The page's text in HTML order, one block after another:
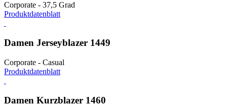
Corporate - 37,5 Grad
Produktdatenblatt
Damen Jerseyblazer 1449
Corporate - Casual
Produktdatenblatt
Damen Kurzblazer 1460